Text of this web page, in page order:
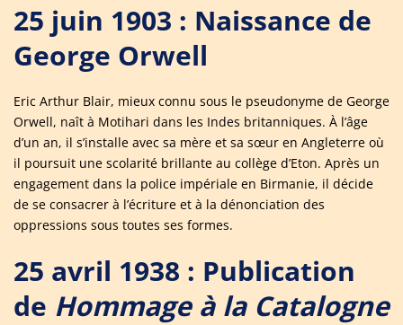
25 juin 1903 : Naissance de
George Orwell
Eric Arthur Blair, mieux connu sous le pseudonyme de George
Orwell, naît à Motihari dans les Indes britanniques. À l’âge
d’un an, il s’installe avec sa mère et sa sœur en Angleterre où
il poursuit une scolarité brillante au collège d’Eton. Après un
engagement dans la police impériale en Birmanie, il décide
de se consacrer à l’écriture et à la dénonciation des
oppressions sous toutes ses formes.
25 avril 1938 : Publication
de Hommage à la Catalogne